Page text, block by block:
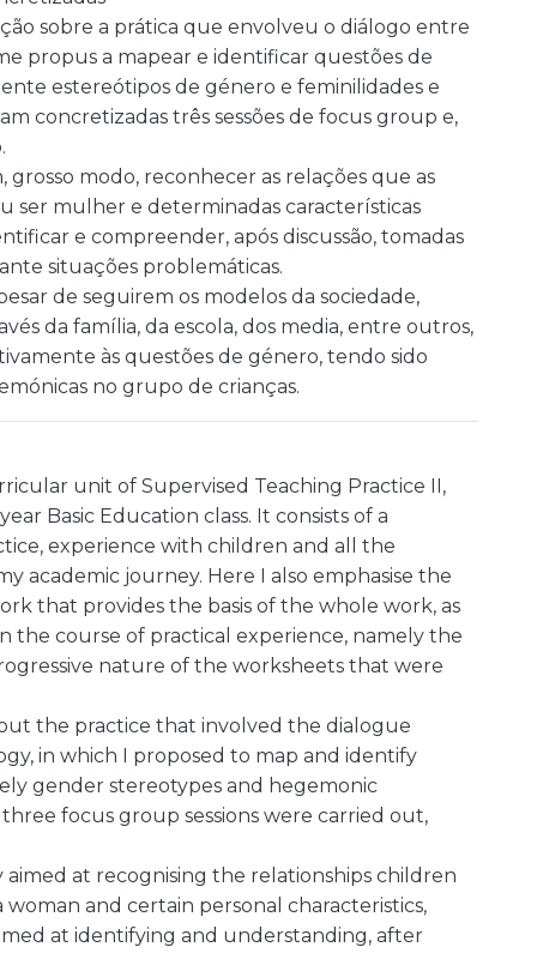
sobre a prática que envolveu o diálogo entre
propus a mapear e identificar questões de
estereótipos de género e feminilidades e
concretizadas três sessões de focus group e,
grosso modo, reconhecer as relações que as
ser mulher e determinadas características
e compreender, após discussão, tomadas
situações problemáticas.
de seguirem os modelos da sociedade,
da família, da escola, dos media, entre outros,
às questões de género, tendo sido
no grupo de crianças.
unit of Supervised Teaching Practice II,
Basic Education class. It consists of a
experience with children and all the
academic journey. Here I also emphasise the
that provides the basis of the whole work, as
the course of practical experience, namely the
nature of the worksheets that were
the practice that involved the dialogue
in which I proposed to map and identify
gender stereotypes and hegemonic
focus group sessions were carried out,
at recognising the relationships children
and certain personal characteristics,
at identifying and understanding, after